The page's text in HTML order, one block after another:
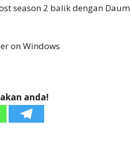
season 2 balik dengan Daum
anda!